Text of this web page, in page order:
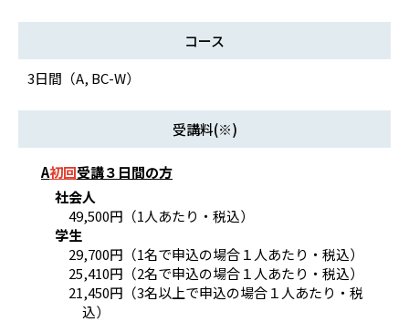
コース
3日間（A, BC-W）
受講料(※)
A初回受講３日間の方
社会人
49,500円（1人あたり・税込）
学生
29,700円（1名で申込の場合１人あたり・税込）
25,410円（2名で申込の場合１人あたり・税込）
21,450円（3名以上で申込の場合１人あたり・税
込）